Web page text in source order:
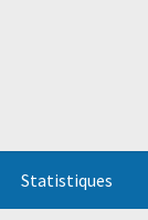
Statistiques